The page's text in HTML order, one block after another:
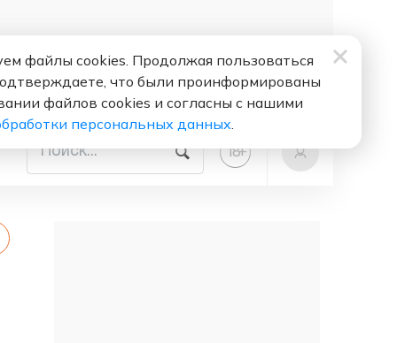
18+
файлы cookies. Продолжая пользоваться
что были проинформированы
файлов cookies и согласны с нашими
персональных данных.